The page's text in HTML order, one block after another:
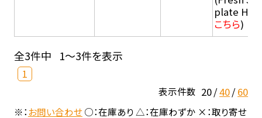
plate
こちら)
全3件中 1～3件を表示
1
表示件数 20 40 60
※：お問い合わせ○：在庫あり △：在庫わずか ×：取り寄せ